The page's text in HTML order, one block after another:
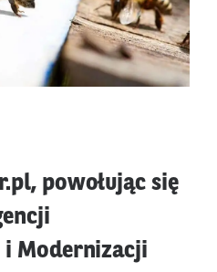
powołując się
i Modernizacji